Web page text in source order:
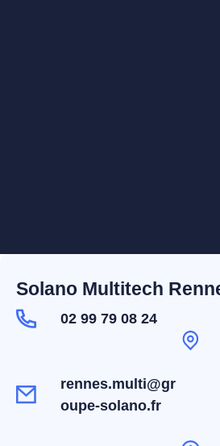
Solano Multitech
02 99 79 08 24
rennes.multi@gr
oupe-solano.fr